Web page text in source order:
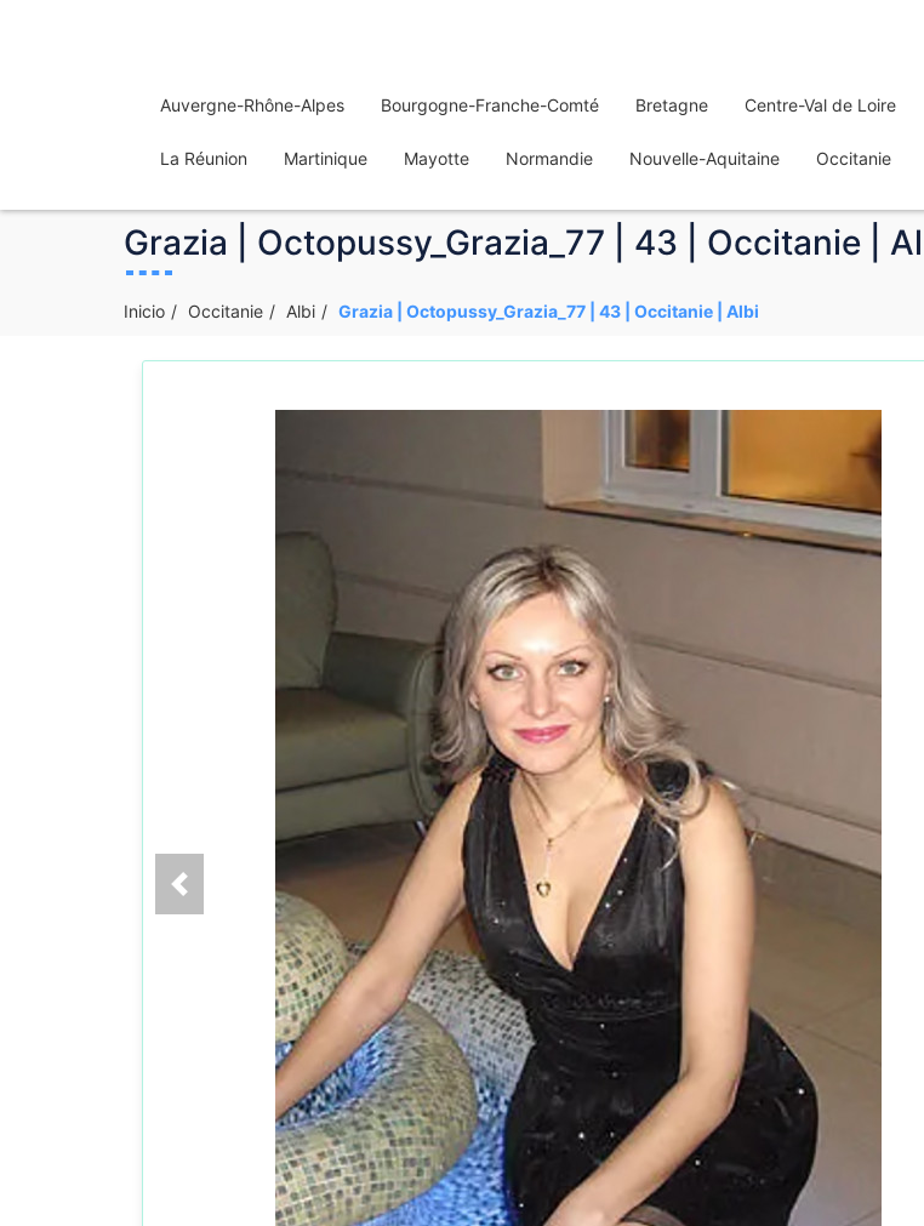
Auvergne-Rhône-Alpes Bourgogne-Franche-Comté Bretagne Centre-Val de Loire
La Réunion Martinique Mayotte Normandie Nouvelle-Aquitaine Occitanie
Grazia | Octopussy_Grazia_77 | 43 | Occitanie |
Inicio Occitanie Albi Grazia | Octopussy_Grazia_77 | 43 | Occitanie | Albi